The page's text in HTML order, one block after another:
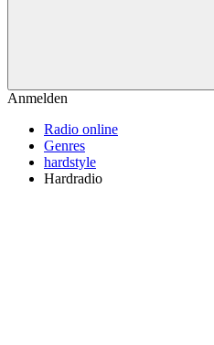
Anmelden
Radio online
Genres
hardstyle
Hardradio